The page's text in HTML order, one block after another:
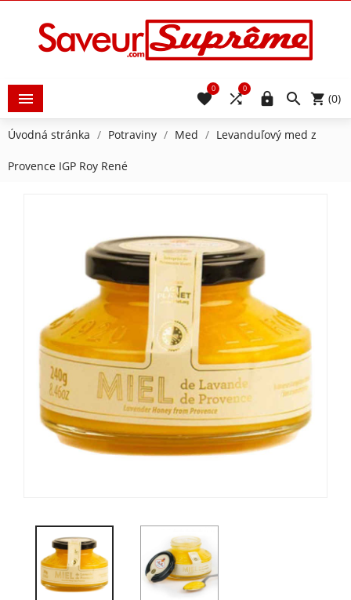
  (0)


0

0
Úvodná stránka Potraviny Med Levanduľový med z
Provence IGP Roy René